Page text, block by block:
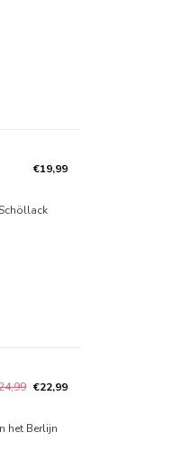
€19,99
€22,99
het Berlijn